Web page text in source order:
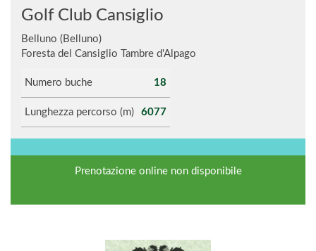
Golf Club Cansiglio
Belluno (Belluno)
Foresta del Cansiglio Tambre d'Alpago
Numero buche 18
Lunghezza percorso (m) 6077
Prenotazione online non disponibile